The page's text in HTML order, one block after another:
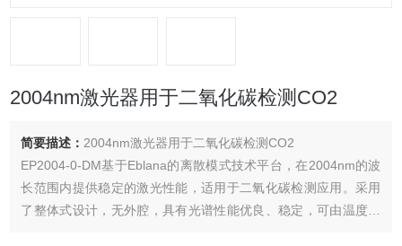
2004nm激光器用于二氧化碳检测CO2
简要描述： 2004nm激光器用于二氧化碳检测CO2
EP2004-0-DM基于Eblana的离散模式技术平台，在2004nm的波
长范围内提供稳定的激光性能，适用于二氧化碳检测应用。采用
了整体式设计，无外腔，具有光谱性能优良、稳定，可由温度或